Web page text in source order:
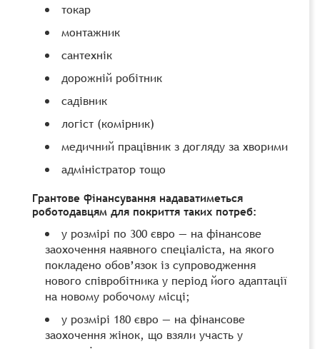
токар
монтажник
сантехнік
дорожній робітник
садівник
логіст (комірник)
медичний працівник з догляду за хворими
адміністратор тощо
Грантове фінансування надаватиметься
роботодавцям для покриття таких потреб:
у розмірі по 300 євро — на фінансове
заохочення наявного спеціаліста, на якого
покладено обов’язок із супроводження
нового співробітника у період його адаптації
на новому робочому місці;
у розмірі 180 євро — на фінансове
заохочення жінок, що взяли участь у